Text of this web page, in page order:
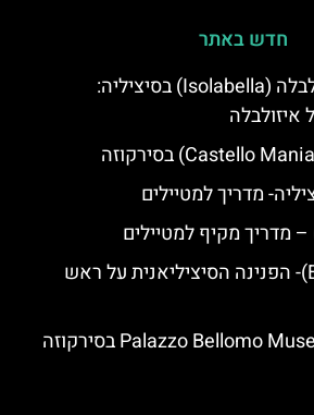
חדש באתר
מוזיאון הטבע איזולבלה (Isolabella) בסיציליה:
איזולבלה
העיירה אנה (Enna)- הפנינה הסיציליאנית על ראש